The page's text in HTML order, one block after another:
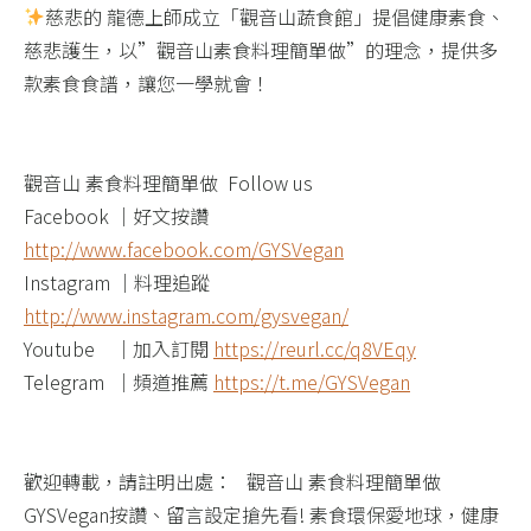
慈悲的 龍德上師成立「觀音山蔬食館」提倡健康素食、
慈悲護生，以”觀音山素食料理簡單做”的理念，提供多
款素食食譜，讓您一學就會！
觀音山 素食料理簡單做 ​ Follow us
Facebook ｜好文按讚
http://www.facebook.com/GYSVegan​
Instagram ｜料理追蹤
http://www.instagram.com/gysvegan/​
Youtube ​ ​ ​ ｜加入訂閱 https://reurl.cc/q8VEqy​
Telegram ​ ｜頻道推薦 https://t.me/GYSVegan​
歡迎轉載，請註明出處： ​ ​ 觀音山 素食料理簡單做
GYSVegan按讚、留言設定搶先看! 素食環保愛地球，健康